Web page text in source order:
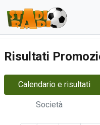
Risultati
Calendario e risultati
Società